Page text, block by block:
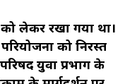
लेकर रखा गया था।
को निरस्त
युवा प्रभाग के